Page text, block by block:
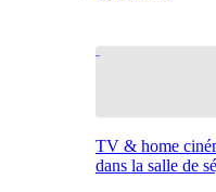
TV & home
dans la salle de